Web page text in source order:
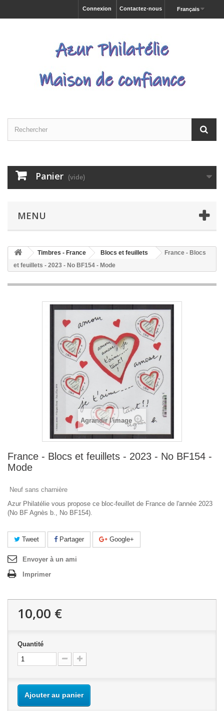
Français
Contactez-nous
Connexion
Panier (vide)
MENU
Timbres - France Blocs et feuillets
France - Blocs
et feuillets - 2023 - No BF154 - Mode
Agrandir l'image
France - Blocs et feuillets - 2023 - No BF154 -
Mode
Neuf sans charnière
Azur Philatélie vous propose ce bloc-feuillet de France de l'année 2023
(No BF Agnès b., No BF154).
Tweet Partager Google+
Envoyer à un ami
Imprimer
10,00 €
Quantité
Ajouter au panier